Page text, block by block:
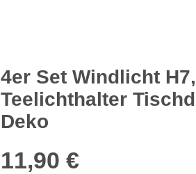
4er Set Windlicht
Teelichthalter
Deko
11,90 €